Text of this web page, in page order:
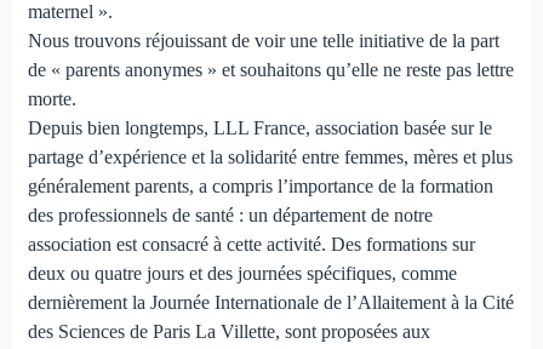
maternel ».
Nous trouvons réjouissant de voir une telle initiative de la part
de « parents anonymes » et souhaitons qu’elle ne reste pas lettre
morte.
Depuis bien longtemps, LLL France, association basée sur le
partage d’expérience et la solidarité entre femmes, mères et plus
généralement parents, a compris l’importance de la formation
des professionnels de santé : un département de notre
association est consacré à cette activité. Des formations sur
deux ou quatre jours et des journées spécifiques, comme
dernièrement la Journée Internationale de l’Allaitement à la Cité
des Sciences de Paris La Villette, sont proposées aux